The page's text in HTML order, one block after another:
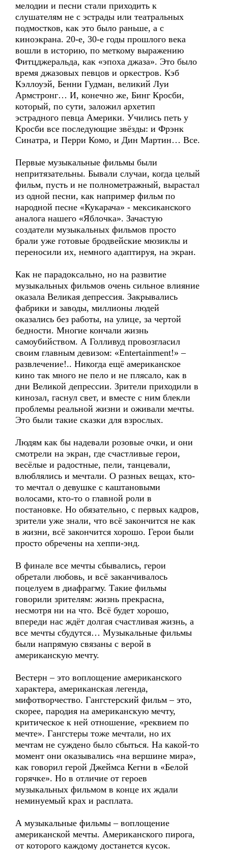
мелодии и песни стали приходить к
слушателям не с эстрады или театральных
подмостков, как это было раньше, а с
киноэкрана. 20-е, 30-е годы прошлого века
вошли в историю, по меткому выражению
Фитцджеральда, как «эпоха джаза». Это было
время джазовых певцов и оркестров. Кэб
Кэллоуэй, Бенни Гудман, великий Луи
Армстронг… И, конечно же, Бинг Кросби,
который, по сути, заложил архетип
эстрадного певца Америки. Учились петь у
Кросби все последующие звёзды: и Фрэнк
Синатра, и Перри Комо, и Дин Мартин… Все.
Первые музыкальные фильмы были
непритязательны. Бывали случаи, когда целый
фильм, пусть и не полнометражный, вырастал
из одной песни, как например фильм по
народной песне «Кукарача» - мексиканского
аналога нашего «Яблочка». Зачастую
создатели музыкальных фильмов просто
брали уже готовые бродвейские мюзиклы и
переносили их, немного адаптируя, на экран.
Как не парадоксально, но на развитие
музыкальных фильмов очень сильное влияние
оказала Великая депрессия. Закрывались
фабрики и заводы, миллионы людей
оказались без работы, на улице, за чертой
бедности. Многие кончали жизнь
самоубийством. А Голливуд провозгласил
своим главным девизом: «Entertainment!» –
развлечение!.. Никогда ещё американское
кино так много не пело и не плясало, как в
дни Великой депрессии. Зрители приходили в
кинозал, гаснул свет, и вместе с ним блекли
проблемы реальной жизни и оживали мечты.
Это были такие сказки для взрослых.
Людям как бы надевали розовые очки, и они
смотрели на экран, где счастливые герои,
весёлые и радостные, пели, танцевали,
влюблялись и мечтали. О разных вещах, кто-
то мечтал о девушке с каштановыми
волосами, кто-то о главной роли в
постановке. Но обязательно, с первых кадров,
зрители уже знали, что всё закончится не как
в жизни, всё закончится хорошо. Герои были
просто обречены на хеппи-энд.
В финале все мечты сбывались, герои
обретали любовь, и всё заканчивалось
поцелуем в диафрагму. Такие фильмы
говорили зрителям: жизнь прекрасна,
несмотря ни на что. Всё будет хорошо,
впереди нас ждёт долгая счастливая жизнь, а
все мечты сбудутся… Музыкальные фильмы
были напрямую связаны с верой в
американскую мечту.
Вестерн – это воплощение американского
характера, американская легенда,
мифотворчество. Гангстерский фильм – это,
скорее, пародия на американскую мечту,
критическое к ней отношение, «реквием по
мечте». Гангстеры тоже мечтали, но их
мечтам не суждено было сбыться. На какой-то
момент они оказывались «на вершине мира»,
как говорил герой Джеймса Кегни в «Белой
горячке». Но в отличие от героев
музыкальных фильмом в конце их ждали
неминуемый крах и расплата.
А музыкальные фильмы – воплощение
американской мечты. Американского пирога,
от которого каждому достанется кусок.